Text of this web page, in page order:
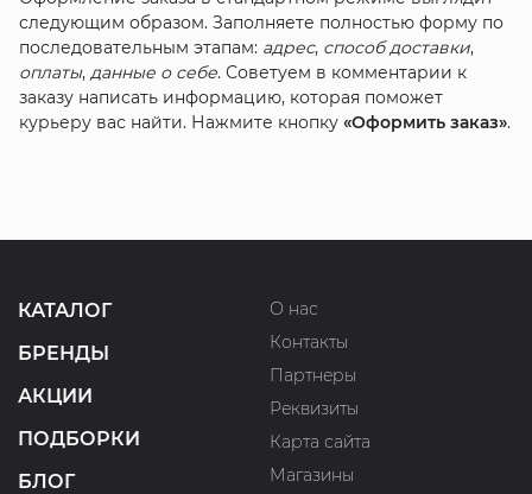
следующим образом. Заполняете полностью форму по
последовательным этапам: адрес, способ доставки,
оплаты, данные о себе. Советуем в комментарии к
заказу написать информацию, которая поможет
курьеру вас найти. Нажмите кнопку «Оформить заказ».
КАТАЛОГ
БРЕНДЫ
АКЦИИ
ПОДБОРКИ
БЛОГ
О нас
Контакты
Партнеры
Реквизиты
Карта сайта
Магазины